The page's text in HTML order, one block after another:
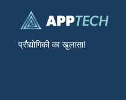
प्रौद्योगिकी का खुलासा!